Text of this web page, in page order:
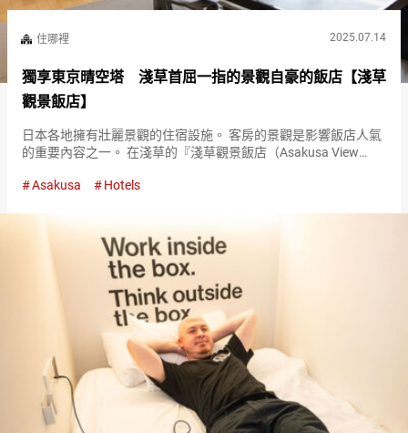
住哪裡 2025.07.14
獨享東京晴空塔 淺草首屈一指的景觀自豪的飯店【淺草
觀景飯店】
日本各地擁有壯麗景觀的住宿設施。 客房的景觀是影響飯店人氣
的重要內容之一。 在淺草的『淺草觀景飯店（Asakusa View
中，窗外展開的浅草街景與東京晴空塔的結合，堪稱壯觀…
Asakusa Hotels